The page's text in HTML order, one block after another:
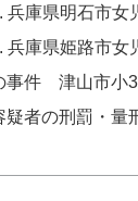
兵庫県明石市女
兵庫県姫路市女
事件 津山市小
疑者の刑罰・量